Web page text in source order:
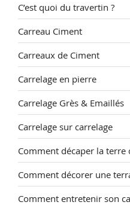
C’est quoi du travertin ?
Carreau Ciment
Carreaux de Ciment
Carrelage en pierre
Carrelage Grès & Emaillés
Carrelage sur carrelage
Comment décaper la terre
Comment décorer une
Comment entretenir son